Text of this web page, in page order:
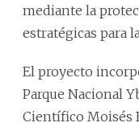
mediante la
estratégicas para
El proyecto
Parque Nacional
Científico Moisés